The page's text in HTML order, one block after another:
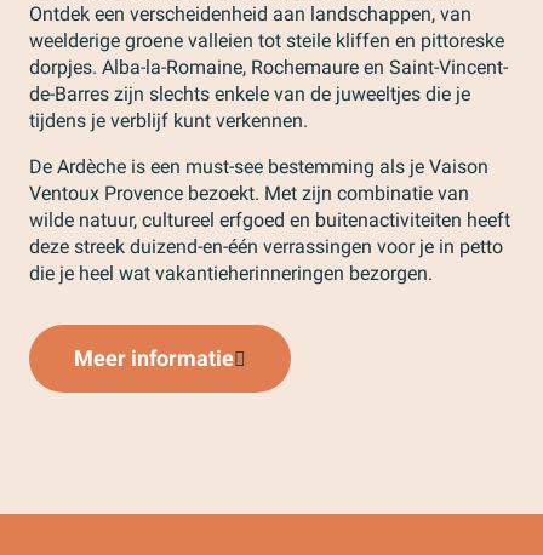
Ontdek een verscheidenheid aan landschappen, van
weelderige groene valleien tot steile kliffen en pittoreske
dorpjes. Alba-la-Romaine, Rochemaure en Saint-Vincent-
de-Barres zijn slechts enkele van de juweeltjes die je
tijdens je verblijf kunt verkennen.
De Ardèche is een must-see bestemming als je Vaison
Ventoux Provence bezoekt. Met zijn combinatie van
wilde natuur, cultureel erfgoed en buitenactiviteiten heeft
deze streek duizend-en-één verrassingen voor je in petto
die je heel wat vakantieherinneringen bezorgen.
Meer informatie